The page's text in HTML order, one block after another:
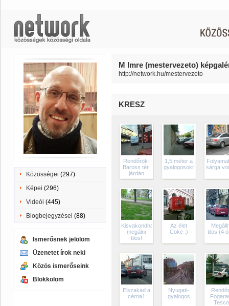
Közösségei (297)
Képei (296)
Videói (445)
Blogbejegyzései (88)
Ismerősnek jelölöm
Üzenetet írok neki
Közös ismerőseink
Blokkolom
M Imre (mestervezeto)
http://network.hu/mestervezeto
KRESZ
Rendőrök-
Baross tér,
járdán
1,5 méter a
gyalogosoknak?
sárga
Kisvakondnak
megálni
tilos!
Az élet
Coke :)
tilos (4
Elszakad a
cérna1
Nyugati-
gyalogos
Tesco